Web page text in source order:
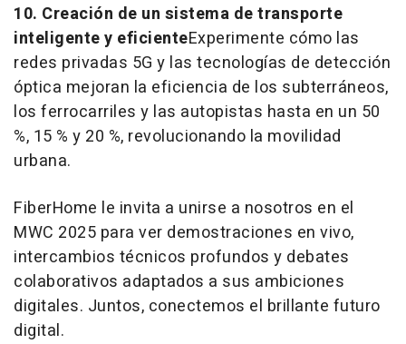
10. Creación de un sistema de transporte
inteligente y eficienteExperimente cómo las
redes privadas 5G y las tecnologías de detección
óptica mejoran la eficiencia de los subterráneos,
los ferrocarriles y las autopistas hasta en un 50
%, 15 % y 20 %, revolucionando la movilidad
urbana.
FiberHome le invita a unirse a nosotros en el
MWC 2025 para ver demostraciones en vivo,
intercambios técnicos profundos y debates
colaborativos adaptados a sus ambiciones
digitales. Juntos, conectemos el brillante futuro
digital.